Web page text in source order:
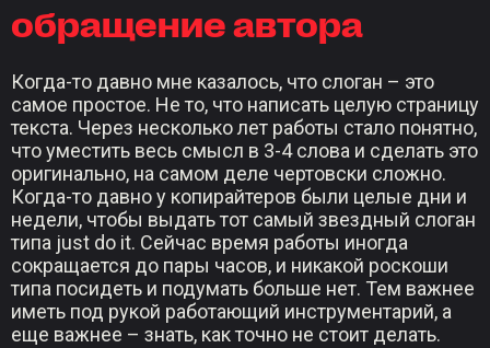
обращение автора
Когда-то давно мне казалось, что слоган – это
самое простое. Не то, что написать целую страницу
текста. Через несколько лет работы стало понятно,
что уместить весь смысл в 3-4 слова и сделать это
оригинально, на самом деле чертовски сложно.
Когда-то давно у копирайтеров были целые дни и
недели, чтобы выдать тот самый звездный слоган
типа just do it. Сейчас время работы иногда
сокращается до пары часов, и никакой роскоши
типа посидеть и подумать больше нет. Тем важнее
иметь под рукой работающий инструментарий, а
еще важнее – знать, как точно не стоит делать.